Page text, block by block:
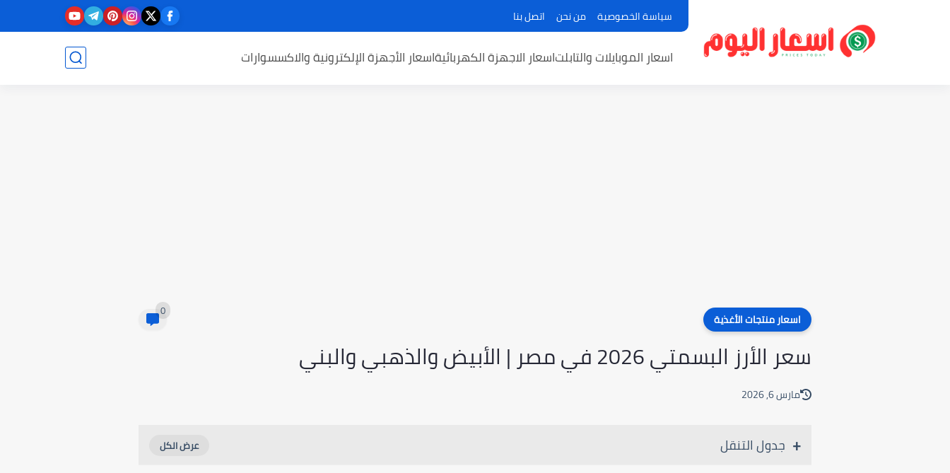
سياسة الخصوصية من نحن اتصل بنا
اسعار الموبايلات والتابلتاسعار الاجهزة الكهربائيةاسعار الأجهزة الإلكترونية والاكسسوارات
اسعار منتجات الأغذية 0
سعر الأرز البسمتي 2026 في مصر | الأبيض والذهبي والبني
مارس 6, 2026
جدول التنقل